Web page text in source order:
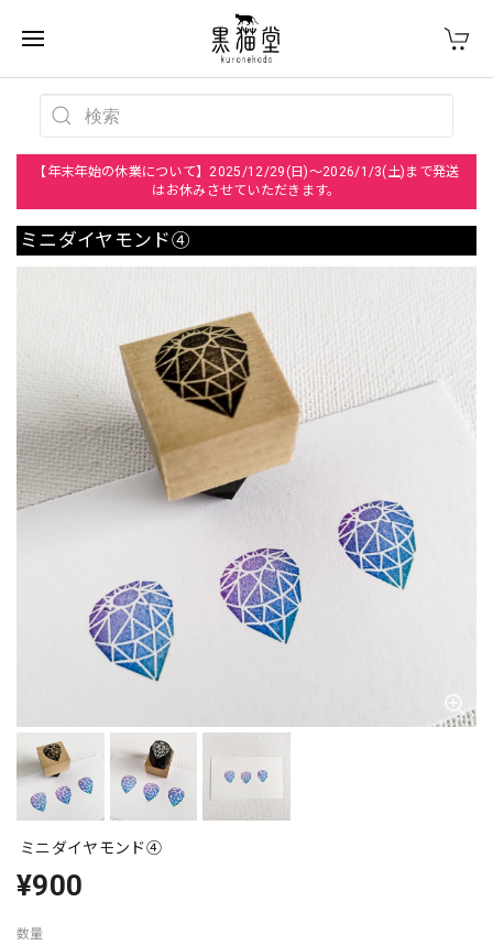
【年末年始の休業について】2025/12/29(日)～2026/1/3(土)まで発送
はお休みさせていただきます。
ミニダイヤモンド④
ミニダイヤモンド④
¥900
数量